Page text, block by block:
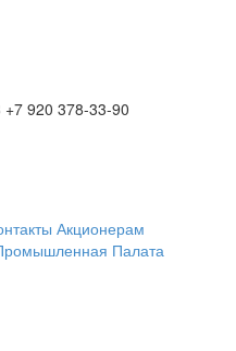
+7 920 378-33-90
Акционерам
Палата